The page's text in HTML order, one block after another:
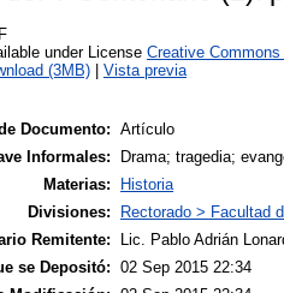
under License Creative
(3MB)
Vista previa
Documento: Artículo
Informales:
Drama; tragedia;
Materias:
Historia
Divisiones:
Rectorado > Facultad
Remitente:
Lic. Pablo Adrián
se Depositó: 02 Sep 2015 22:34